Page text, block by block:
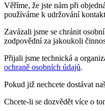
Věříme, že jste nám při
používáme k udržování
Zavázali jsme se chránit
zodpovědní za jakoukoli
Přijali jsme technická a
ochraně osobních údajů.
Pokud již nechcete dostávat
Chcete-li se dozvědět více o